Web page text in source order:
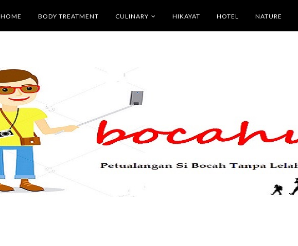
HOME BODY TREATMENT CULINARY HIKAYAT HOTEL NATURE